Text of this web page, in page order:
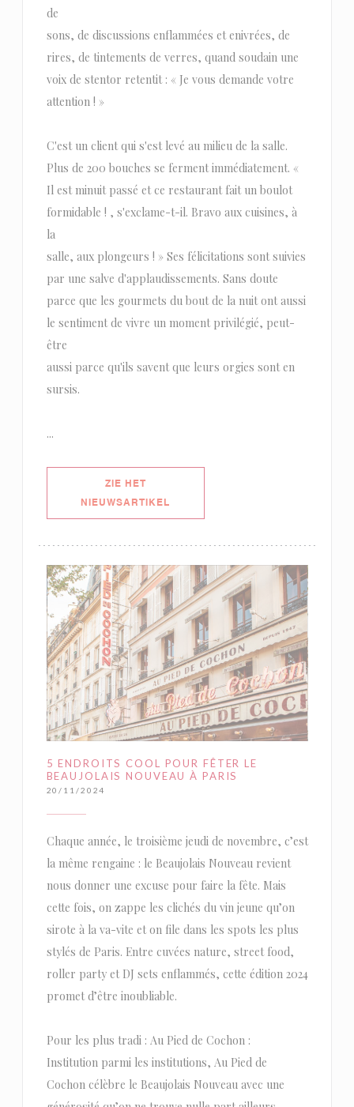
de
sons, de discussions enflammées et enivrées, de
rires, de tintements de verres, quand soudain une
voix de stentor retentit : « Je vous demande votre
attention ! »
C'est un client qui s'est levé au milieu de la salle.
Plus de 200 bouches se ferment immédiatement. «
Il est minuit passé et ce restaurant fait un boulot
formidable ! , s'exclame-t-il. Bravo aux cuisines, à
la
salle, aux plongeurs ! » Ses félicitations sont suivies
par une salve d'applaudissements. Sans doute
parce que les gourmets du bout de la nuit ont aussi
le sentiment de vivre un moment privilégié, peut-
être
aussi parce qu'ils savent que leurs orgies sont en
sursis.
...
ZIE HET
NIEUWSARTIKEL
5 ENDROITS COOL POUR FÊTER LE
BEAUJOLAIS NOUVEAU À PARIS
20/11/2024
Chaque année, le troisième jeudi de novembre, c’est
la même rengaine : le Beaujolais Nouveau revient
nous donner une excuse pour faire la fête. Mais
cette fois, on zappe les clichés du vin jeune qu’on
sirote à la va-vite et on file dans les spots les plus
stylés de Paris. Entre cuvées nature, street food,
roller party et DJ sets enflammés, cette édition 2024
promet d’être inoubliable.
Pour les plus tradi : Au Pied de Cochon :
Institution parmi les institutions, Au Pied de
Cochon célèbre le Beaujolais Nouveau avec une